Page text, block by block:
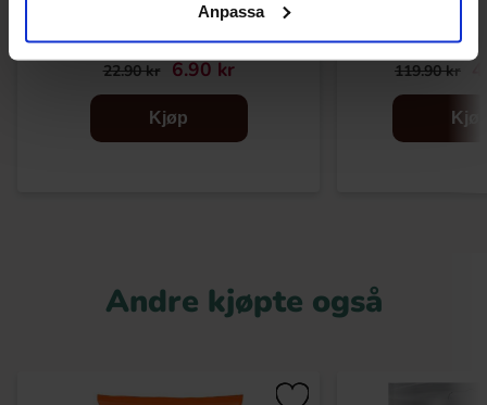
Anpassa
Cadbury Creme Egg White
40g(BF:2026-07-31)
22.90 kr 6.90 kr
Kjøp
119.90 kr
Andre kjøpte også